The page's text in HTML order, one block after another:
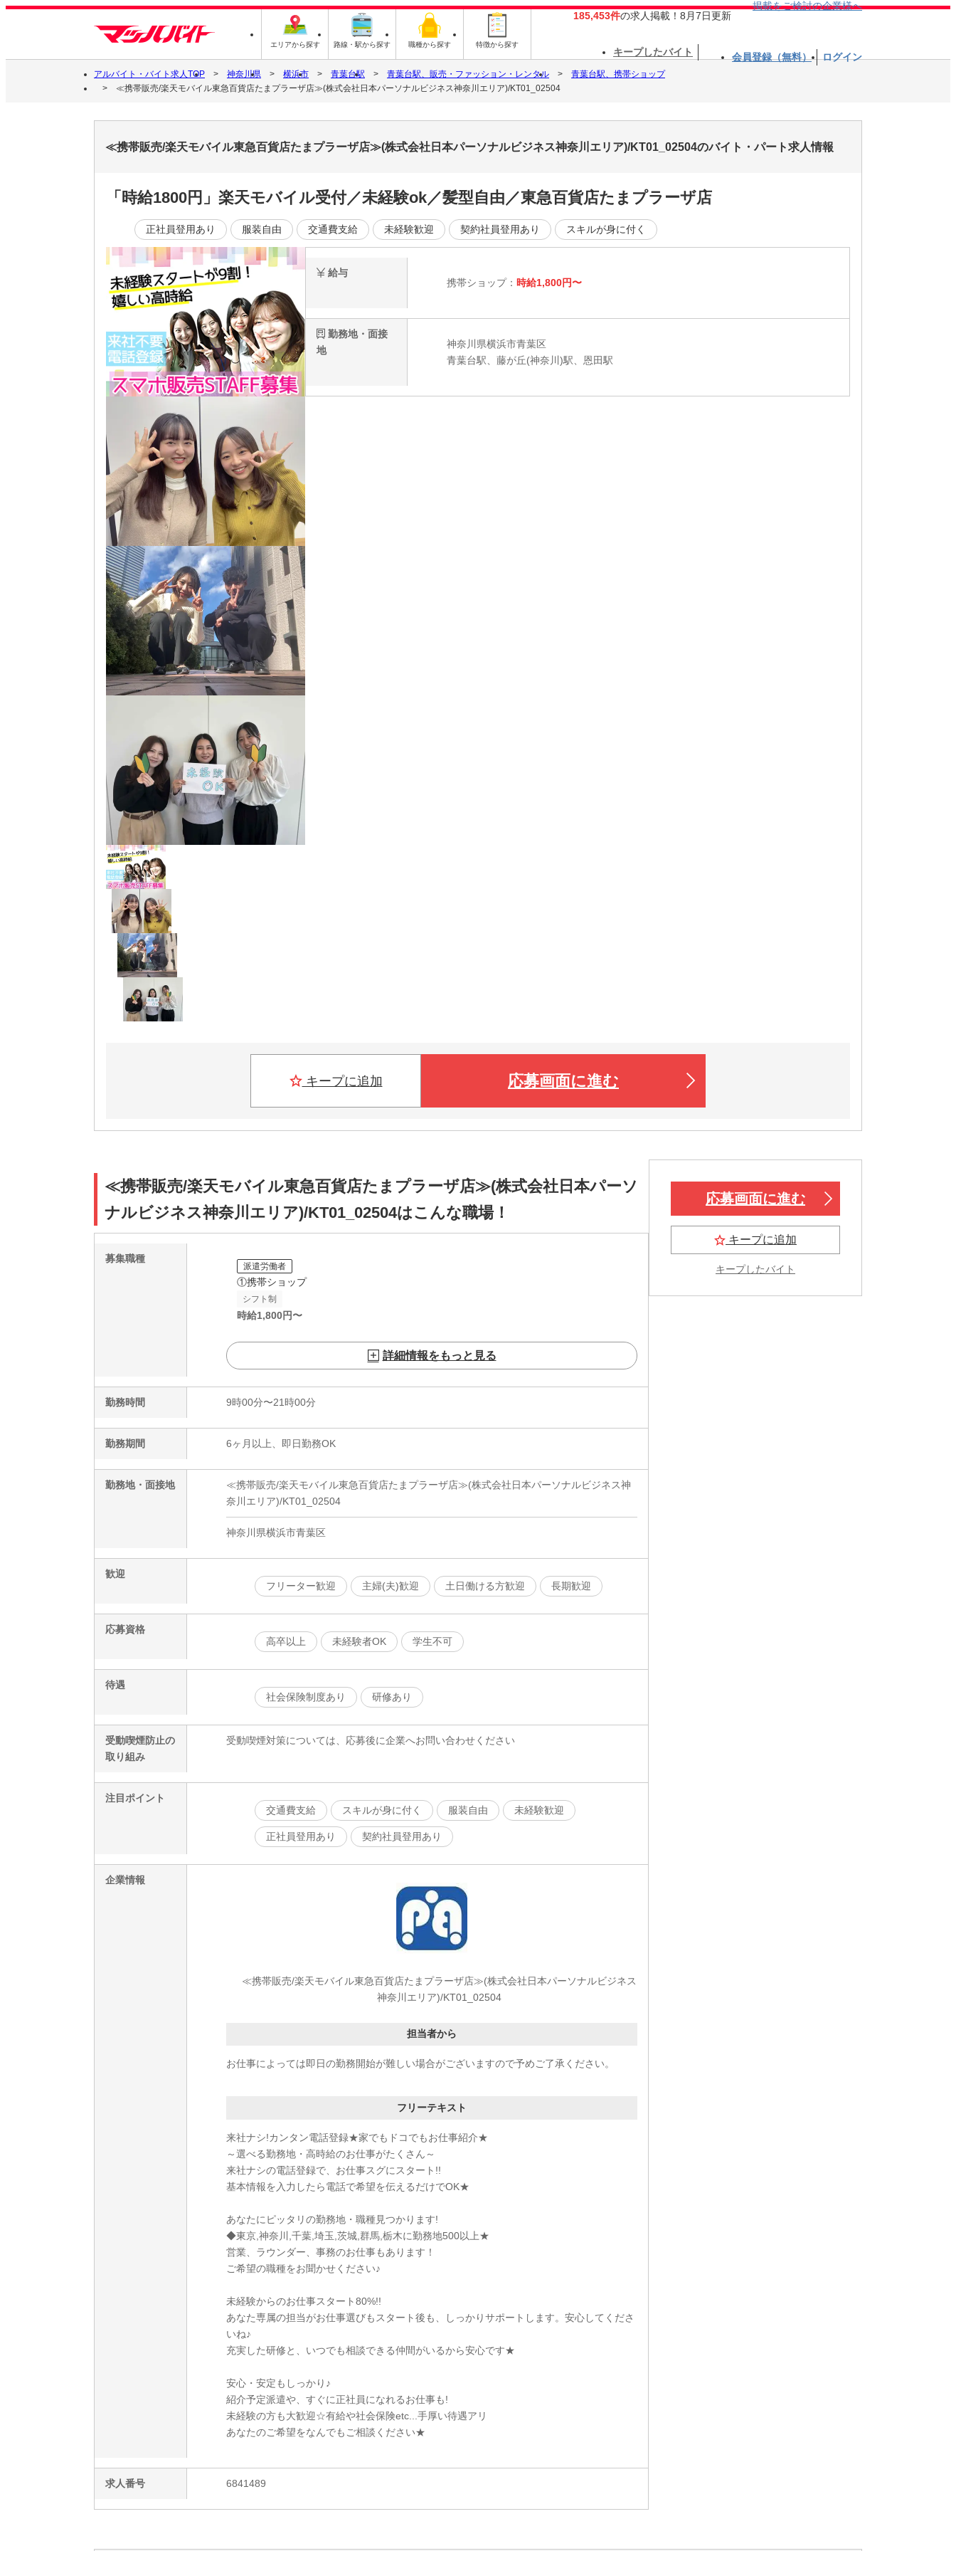
エリアから探す 路線・駅から探す 職種から探す 特徴から探す
185,453件の求人掲載！8月7日更新
掲載をご検討の企業様へ
キープしたバイト 会員登録（無料） ログイン
アルバイト・バイト求人TOP 神奈川県 横浜市 青葉台駅 青葉台駅、販売・ファッション・レンタル
青葉台駅、携帯ショップ
≪携帯販売/楽天モバイル東急百貨店たまプラーザ店≫(株式会社日本パーソナルビジネス神奈川エリア)/KT01_02504
≪携帯販売/楽天モバイル東急百貨店たまプラーザ店≫(株式会社日本パーソナルビジネス神奈川エリア)/KT01_02504のバイト・パート求人情報
「時給1800円」楽天モバイル受付／未経験ok／髪型自由／東急百貨店たまプラーザ店
正社員登用あり 服装自由 交通費支給 未経験歓迎 契約社員登用あり スキルが身に付く
給与
携帯ショップ： 時給1,800円〜
勤務地・面接
地
神奈川県横浜市青葉区
青葉台駅、藤が丘(神奈川)駅、恩田駅
キープに追加 応募画面に進む
≪携帯販売/楽天モバイル東急百貨店たまプラーザ店≫(株式会社日本パーソ
ナルビジネス神奈川エリア)/KT01_02504はこんな職場！
募集職種
派遣労働者
①携帯ショップ
シフト制
時給1,800円〜
詳細情報をもっと見る
勤務時間 9時00分〜21時00分
勤務期間 6ヶ月以上、即日勤務OK
勤務地・面接地
≪携帯販売/楽天モバイル東急百貨店たまプラーザ店≫(株式会社日本パーソナルビジネス神
奈川エリア)/KT01_02504
神奈川県横浜市青葉区
歓迎
フリーター歓迎
主婦(夫)歓迎 土日働ける方歓迎 長期歓迎
応募資格
高卒以上
未経験者OK 学生不可
待遇
社会保険制度あり
研修あり
受動喫煙防止の
取り組み
受動喫煙対策については、応募後に企業へお問い合わせください
注目ポイント
交通費支給
スキルが身に付く 服装自由 未経験歓迎
正社員登用あり 契約社員登用あり
企業情報
≪携帯販売/楽天モバイル東急百貨店たまプラーザ店≫(株式会社日本パーソナルビジネス
神奈川エリア)/KT01_02504
担当者から
お仕事によっては即日の勤務開始が難しい場合がございますので予めご了承ください。
フリーテキスト
来社ナシ!カンタン電話登録★家でもドコでもお仕事紹介★
～選べる勤務地・高時給のお仕事がたくさん～
来社ナシの電話登録で、お仕事スグにスタート!!
基本情報を入力したら電話で希望を伝えるだけでOK★
あなたにピッタリの勤務地・職種見つかります!
◆東京,神奈川,千葉,埼玉,茨城,群馬,栃木に勤務地500以上★
営業、ラウンダー、事務のお仕事もあります！
ご希望の職種をお聞かせください♪
未経験からのお仕事スタート80%!!
あなた専属の担当がお仕事選びもスタート後も、しっかりサポートします。安心してくださ
いね♪
充実した研修と、いつでも相談できる仲間がいるから安心です★
安心・安定もしっかり♪
紹介予定派遣や、すぐに正社員になれるお仕事も!
未経験の方も大歓迎☆有給や社会保険etc...手厚い待遇アリ
あなたのご希望をなんでもご相談ください★
求人番号 6841489
応募画面に進む
キープに追加
キープしたバイト